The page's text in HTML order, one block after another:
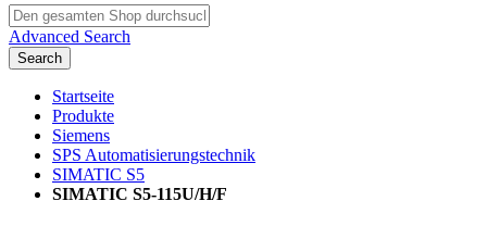
Advanced Search
Search
Startseite
Produkte
Siemens
SPS Automatisierungstechnik
SIMATIC S5
SIMATIC S5-115U/H/F